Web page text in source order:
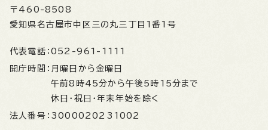
〒460-8508
愛知県名古屋市中区三の丸三丁目1番1号
代表電話： 052-961-1111
開庁時間： 月曜日から金曜日
午前8時45分から午後5時15分まで
休日・祝日・年末年始を除く
法人番号： 3000020231002